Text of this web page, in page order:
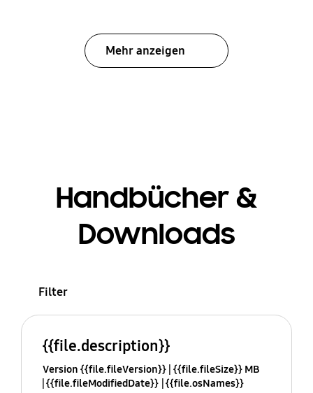
Mehr anzeigen
Handbücher &
Downloads
Filter
{{file.description}}
Version {{file.fileVersion}} {{file.fileSize}} MB
{{file.fileModifiedDate}} {{file.osNames}}